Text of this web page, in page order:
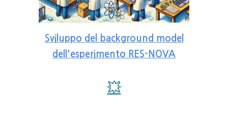
Sviluppo del background model
dell'esperimento RES-NOVA
💥